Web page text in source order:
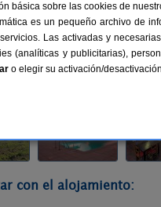
La Datilera
Pozo de Los Frailes
completo y por habitaciones
con el alojamiento:
básica sobre las cookies de
es un pequeño archivo de
Las activadas y
(analíticas y publicitarias),
o elegir su activación/